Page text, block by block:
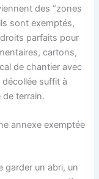
des “zones
sont exemptés,
parfaits pour
cartons,
de chantier avec
suffit à
terrain.
annexe exemptée
garder un abri, un